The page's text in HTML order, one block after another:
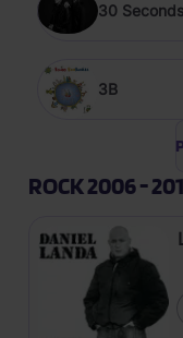
30
3B
ROCK 2006 -